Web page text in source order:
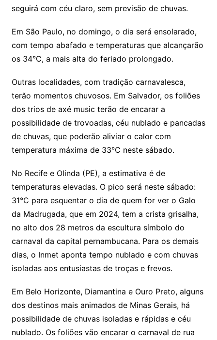
seguirá com céu claro, sem previsão de chuvas.
Em São Paulo, no domingo, o dia será ensolarado,
com tempo abafado e temperaturas que alcançarão
os 34°C, a mais alta do feriado prolongado.
Outras localidades, com tradição carnavalesca,
terão momentos chuvosos. Em Salvador, os foliões
dos trios de axé music terão de encarar a
possibilidade de trovoadas, céu nublado e pancadas
de chuvas, que poderão aliviar o calor com
temperatura máxima de 33°C neste sábado.
No Recife e Olinda (PE), a estimativa é de
temperaturas elevadas. O pico será neste sábado:
31°C para esquentar o dia de quem for ver o Galo
da Madrugada, que em 2024, tem a crista grisalha,
no alto dos 28 metros da escultura símbolo do
carnaval da capital pernambucana. Para os demais
dias, o Inmet aponta tempo nublado e com chuvas
isoladas aos entusiastas de troças e frevos.
Em Belo Horizonte, Diamantina e Ouro Preto, alguns
dos destinos mais animados de Minas Gerais, há
possibilidade de chuvas isoladas e rápidas e céu
nublado. Os foliões vão encarar o carnaval de rua